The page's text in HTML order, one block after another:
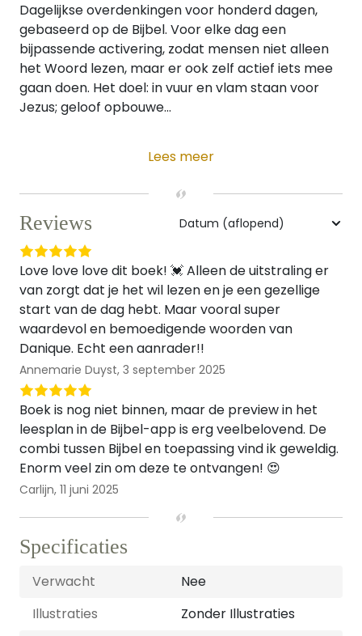
Dagelijkse overdenkingen voor honderd dagen,
gebaseerd op de Bijbel. Voor elke dag een
bijpassende activering, zodat mensen niet alleen
het Woord lezen, maar er ook zelf actief iets mee
gaan doen. Het doel: in vuur en vlam staan voor
Jezus; geloof opbouwe...
Lees meer
Reviews
Love love love dit boek! 💓 Alleen de uitstraling er
van zorgt dat je het wil lezen en je een gezellige
start van de dag hebt. Maar vooral super
waardevol en bemoedigende woorden van
Danique. Echt een aanrader!!
Annemarie Duyst, 3 september 2025
Boek is nog niet binnen, maar de preview in het
leesplan in de Bijbel-app is erg veelbelovend. De
combi tussen Bijbel en toepassing vind ik geweldig.
Enorm veel zin om deze te ontvangen! 😍
Carlijn, 11 juni 2025
Specificaties
Verwacht
Nee
Illustraties
Zonder Illustraties